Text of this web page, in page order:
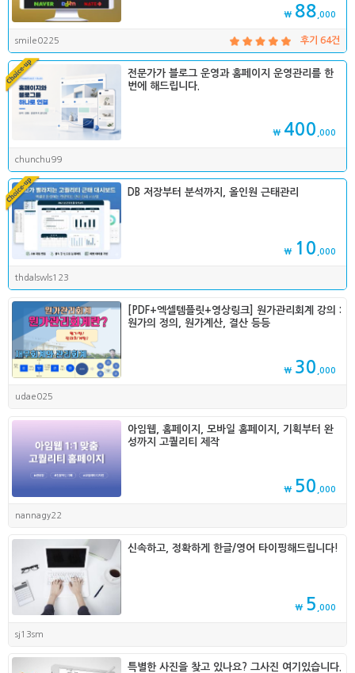
₩ 88 ,000
smile0225 후기 64건
전문가가 블로그 운영과 홈페이지 운영관리를 한
번에 해드립니다.
₩ 400 ,000
chunchu99
DB 저장부터 분석까지, 올인원 근태관리
₩ 10 ,000
thdalswls123
[PDF+엑셀템플릿+영상링크] 원가관리회계 강의 :
원가의 정의, 원가계산, 결산 등등
₩ 30 ,000
udae025
아임웹, 홈페이지, 모바일 홈페이지, 기획부터 완
성까지 고퀄리티 제작
₩ 50 ,000
nannagy22
신속하고, 정확하게 한글/영어 타이핑해드립니다!
₩ 5 ,000
sj13sm
특별한 사진을 찾고 있나요? 그사진 여기있습니다.